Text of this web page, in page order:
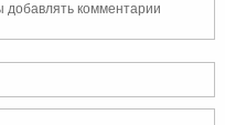
добавлять комментарии